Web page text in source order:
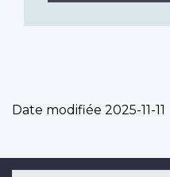
Date modifiée 2025-11-11